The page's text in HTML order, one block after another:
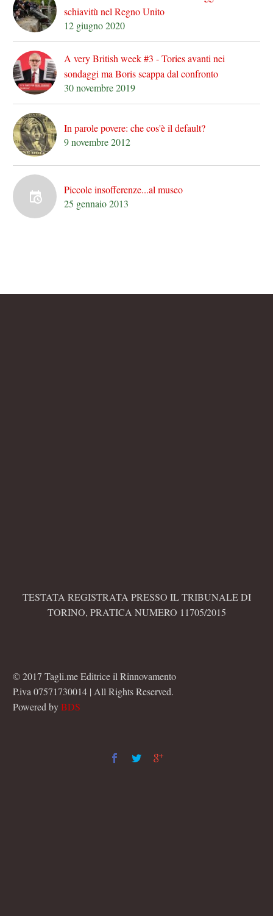
schiavitù nel Regno Unito
12 giugno 2020
A very British week #3 - Tories avanti nei
sondaggi ma Boris scappa dal confronto
30 novembre 2019
In parole povere: che cos'è il default?
9 novembre 2012
Piccole insofferenze...al museo
25 gennaio 2013
TESTATA REGISTRATA PRESSO IL TRIBUNALE DI
TORINO, PRATICA NUMERO 11705/2015
© 2017 Tagli.me Editrice il Rinnovamento
P.iva 07571730014 | All Rights Reserved.
Powered byBDS